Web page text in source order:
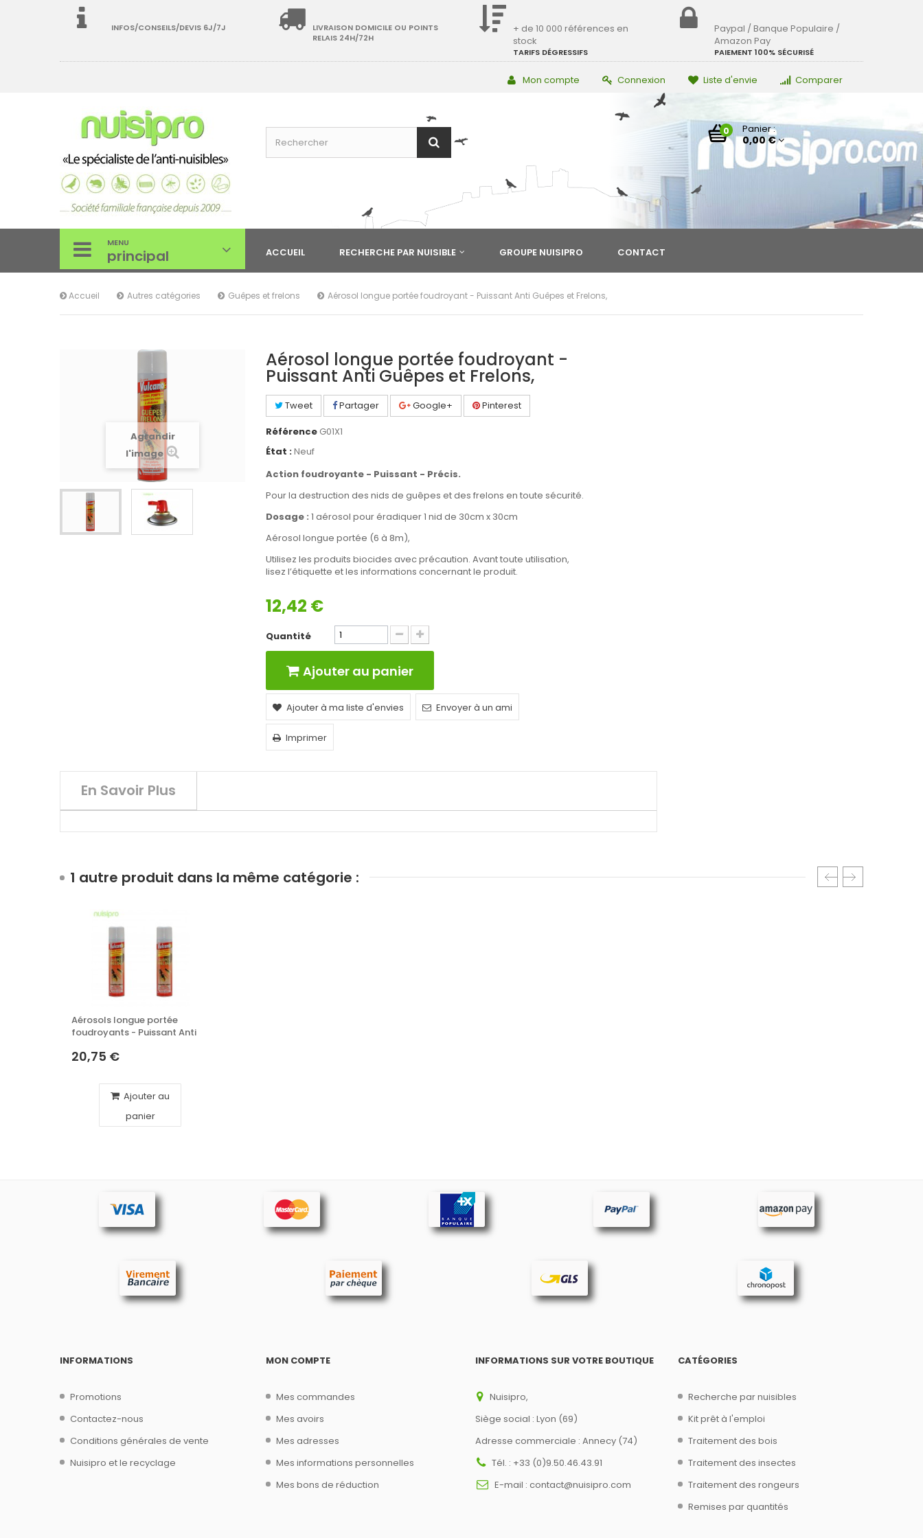
INFOS/CONSEILS/DEVIS 6J/7J
LIVRAISON DOMICILE OU POINTS
RELAIS 24H/72H
+ de 10 000 références en
stock
TARIFS DÉGRESSIFS
Paypal / Banque Populaire /
Amazon Pay
PAIEMENT 100% SÉCURISÉ
Mon compte Connexion Liste d'envie Comparer
0 Panier :
0,00 €
MENU
principal ACCUEIL RECHERCHE PAR NUISIBLE GROUPE NUISIPRO CONTACT
Accueil Autres catégories Guêpes et frelons Aérosol longue portée foudroyant - Puissant Anti Guêpes et Frelons,
Agrandir
l'image
Aérosol longue portée foudroyant -
Puissant Anti Guêpes et Frelons,
Tweet Partager Google+
Pinterest
Référence G01X1
État :Neuf
Action foudroyante - Puissant - Précis.
Pour la destruction des nids de guêpes et des frelons en toute sécurité.
Dosage : 1 aérosol pour éradiquer 1 nid de 30cm x 30cm
Aérosol longue portée (6 à 8m),
Utilisez les produits biocides avec précaution. Avant toute utilisation,
lisez l’étiquette et les informations concernant le produit.
12,42 €
Quantité
Ajouter au panier
Ajouter à ma liste d'envies Envoyer à un ami
Imprimer
En Savoir Plus
1 autre produit dans la même catégorie :
Aérosols longue portée
foudroyants - Puissant Anti
20,75 €
Ajouter au
panier
INFORMATIONS
Promotions
Contactez-nous
Conditions générales de vente
Nuisipro et le recyclage
MON COMPTE
Mes commandes
Mes avoirs
Mes adresses
Mes informations personnelles
Mes bons de réduction
INFORMATIONS SUR VOTRE BOUTIQUE
Nuisipro,
Siège social : Lyon (69)
Adresse commerciale : Annecy (74)
Tél. : +33 (0)9.50.46.43.91
E-mail : contact@nuisipro.com
CATÉGORIES
Recherche par nuisibles
Kit prêt à l'emploi
Traitement des bois
Traitement des insectes
Traitement des rongeurs
Remises par quantités